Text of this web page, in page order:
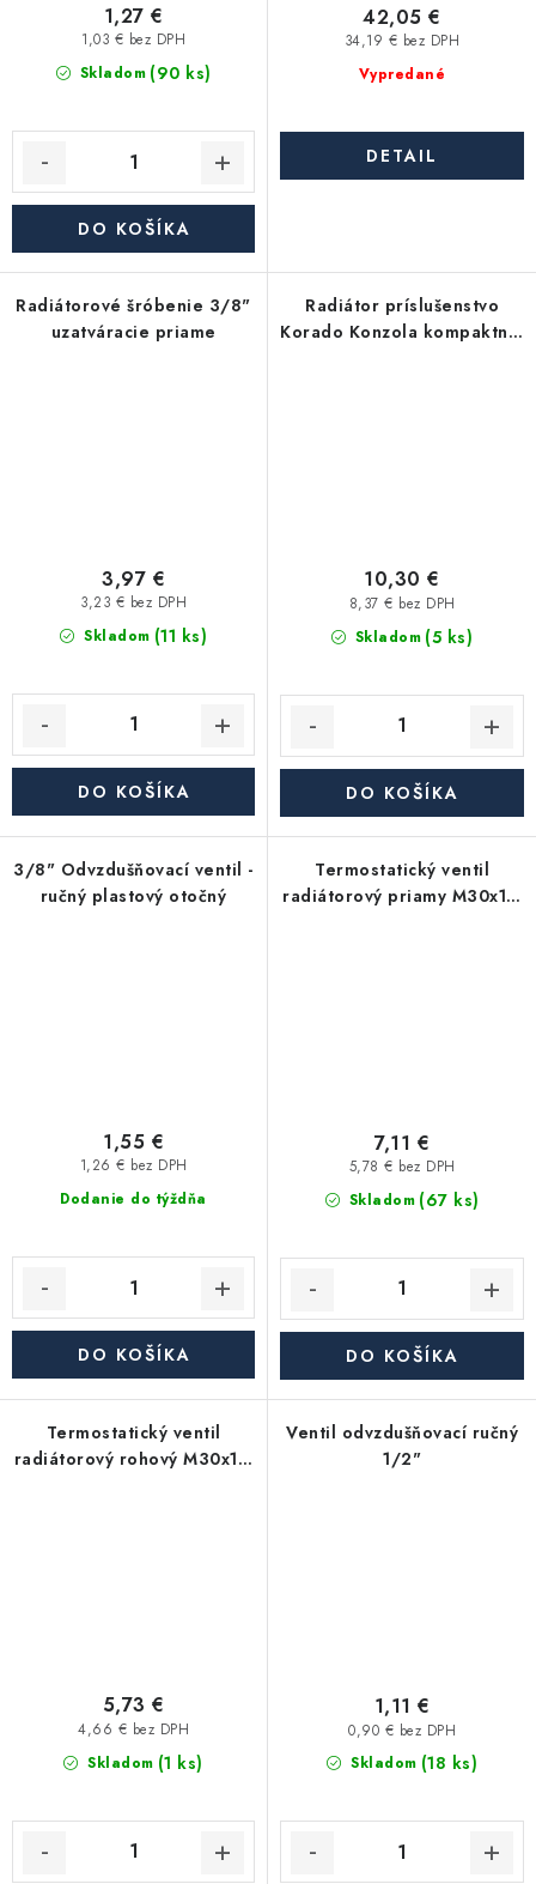
Skladom (90 ks)
1,03 € bez DPH
1,27 €
DO KOŠÍKA
Vypredané
34,19 € bez DPH
42,05 €
DETAIL
Radiátorové šróbenie 3/8"
uzatváracie priame
Skladom (11 ks)
3,23 € bez DPH
3,97 €
DO KOŠÍKA
Radiátor príslušenstvo
Korado Konzola kompaktná-
Skladom (5 ks)
8,37 € bez DPH
10,30 €
DO KOŠÍKA
3/8" Odvzdušňovací ventil -
ručný plastový otočný
Dodanie do týždňa
1,26 € bez DPH
1,55 €
DO KOŠÍKA
Termostatický ventil
radiátorový priamy M30x1,5
Skladom (67 ks)
5,78 € bez DPH
7,11 €
DO KOŠÍKA
Termostatický ventil
radiátorový rohový M30x1,5
Skladom (1 ks)
4,66 € bez DPH
5,73 €
Ventil odvzdušňovací ručný
1/2"
Skladom (18 ks)
0,90 € bez DPH
1,11 €